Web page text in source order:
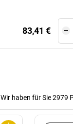
83,41 €
Wir haben für Sie 2979